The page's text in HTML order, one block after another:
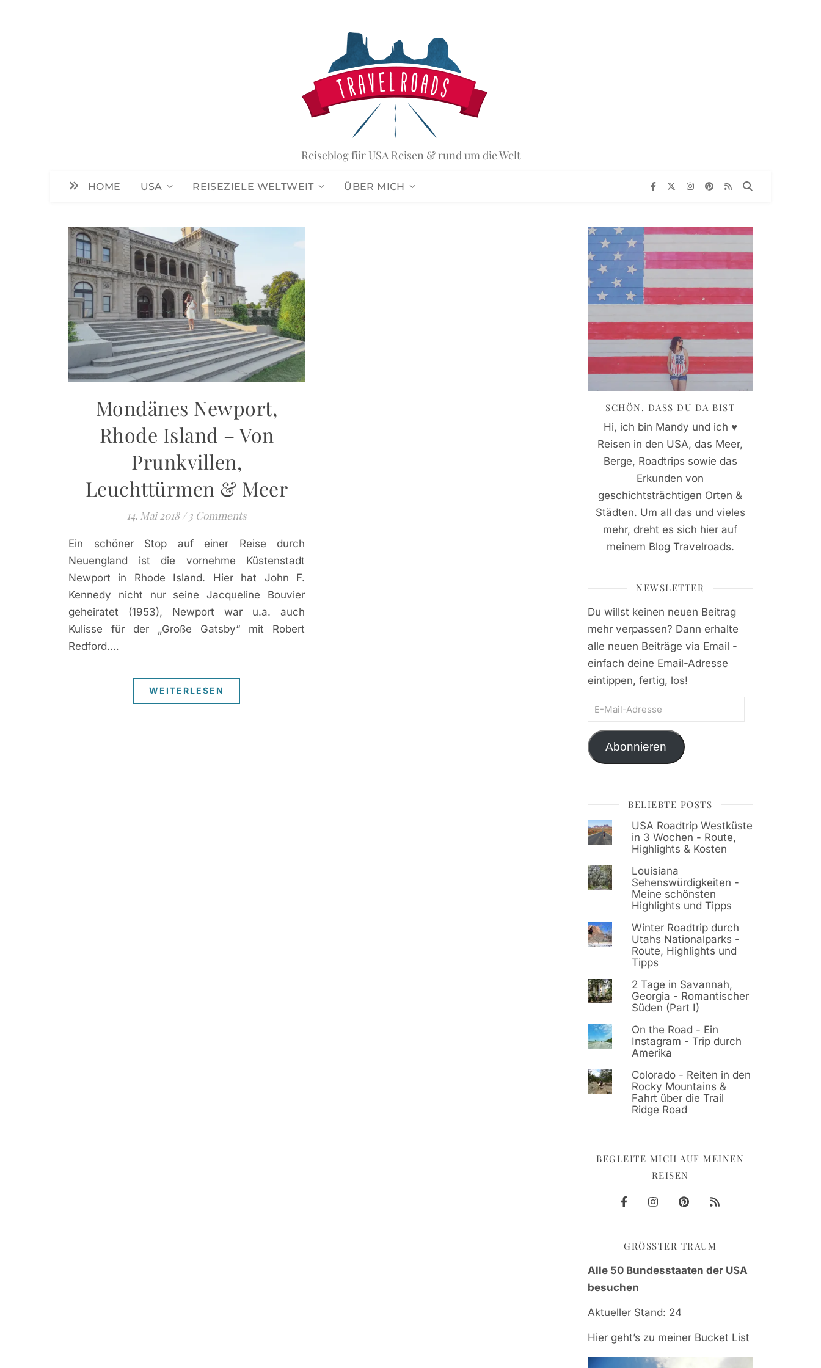
Reiseblog für USA Reisen & rund um die Welt
HOME USA REISEZIELE WELTWEIT ÜBER MICH
Mondänes Newport,
Rhode Island – Von
Prunkvillen,
Leuchttürmen & Meer
14. Mai 2018 / 3 Comments
Ein schöner Stop auf einer Reise durch
Neuengland ist die vornehme Küstenstadt
Newport in Rhode Island. Hier hat John F.
Kennedy nicht nur seine Jacqueline Bouvier
geheiratet (1953), Newport war u.a. auch
Kulisse für der „Große Gatsby“ mit Robert
Redford.…
WEITERLESEN
SCHÖN, DASS DU DA BIST
Hi, ich bin Mandy und ich ♥
Reisen in den USA, das Meer,
Berge, Roadtrips sowie das
Erkunden von
geschichtsträchtigen Orten &
Städten. Um all das und vieles
mehr, dreht es sich hier auf
meinem Blog Travelroads.
NEWSLETTER
Du willst keinen neuen Beitrag
mehr verpassen? Dann erhalte
alle neuen Beiträge via Email -
einfach deine Email-Adresse
eintippen, fertig, los!
E-Mail-Adresse
Abonnieren
BELIEBTE POSTS
USA Roadtrip Westküste
in 3 Wochen - Route,
Highlights & Kosten
Louisiana
Sehenswürdigkeiten -
Meine schönsten
Highlights und Tipps
Winter Roadtrip durch
Utahs Nationalparks -
Route, Highlights und
Tipps
2 Tage in Savannah,
Georgia - Romantischer
Süden (Part I)
On the Road - Ein
Instagram - Trip durch
Amerika
Colorado - Reiten in den
Rocky Mountains &
Fahrt über die Trail
Ridge Road
BEGLEITE MICH AUF MEINEN
REISEN
GRÖSSTER TRAUM
Alle 50 Bundesstaaten der USA
besuchen
Aktueller Stand: 24
Hier geht’s zu meiner Bucket List